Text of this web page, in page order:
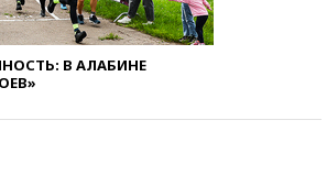
В АЛАБИНЕ